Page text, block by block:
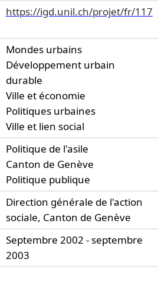
https://igd.unil.ch/projet/fr/117
Mondes urbains
Développement urbain
durable
Ville et économie
Politiques urbaines
Ville et lien social
Politique de l'asile
Canton de Genève
Politique publique
Direction générale de l'action
sociale, Canton de Genève
Septembre 2002 - septembre
2003